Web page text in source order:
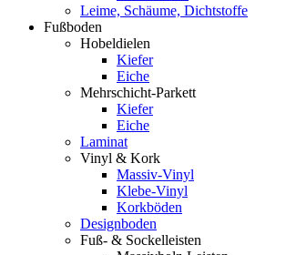
Leime, Schäume, Dichtstoffe
Fußboden
Hobeldielen
Kiefer
Eiche
Mehrschicht-Parkett
Kiefer
Eiche
Laminat
Vinyl & Kork
Massiv-Vinyl
Klebe-Vinyl
Korkböden
Designboden
Fuß- & Sockelleisten